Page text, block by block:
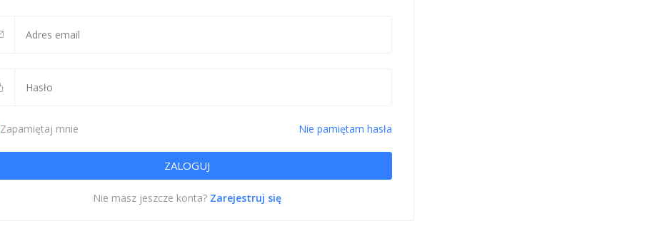
Zapamiętaj mnie Nie pamiętam hasła
Nie masz jeszcze konta? Zarejestruj się